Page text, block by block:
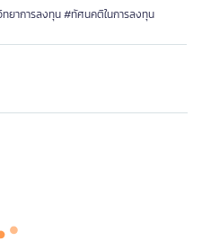
ยาการลงทุน #ทัศนคติในการลงทุน